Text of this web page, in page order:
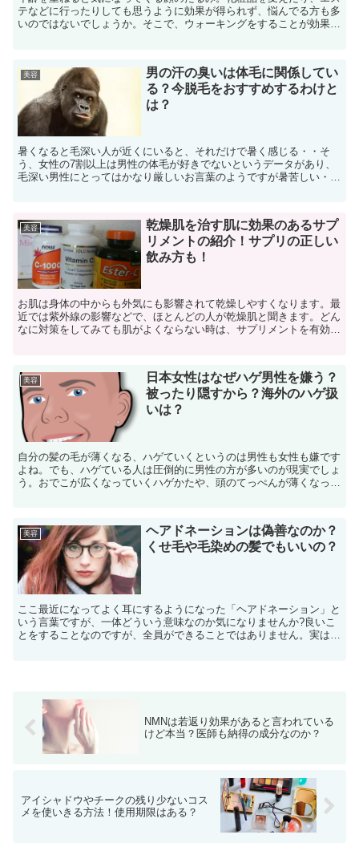
テなどに行ったりしても思うように効果が得られず、悩んでる方も多
いのではないでしょうか。そこで、ウォーキングをすることが効果的
美容
男の汗の臭いは体毛に関係してい
る？今脱毛をおすすめするわけと
は？
暑くなると毛深い人が近くにいると、それだけで暑く感じる・・そ
う、女性の7割以上は男性の体毛が好きでないというデータがあり、
毛深い男性にとってはかなり厳しいお言葉のようですが暑苦しい・・
美容
乾燥肌を治す肌に効果のあるサプ
リメントの紹介！サプリの正しい
飲み方も！
お肌は身体の中からも外気にも影響されて乾燥しやすくなります。最
近では紫外線の影響などで、ほとんどの人が乾燥肌と聞きます。どん
なに対策をしてみても肌がよくならない時は、サプリメントを有効に
美容
日本女性はなぜハゲ男性を嫌う？
被ったり隠すから？海外のハゲ扱
いは？
自分の髪の毛が薄くなる、ハゲていくというのは男性も女性も嫌です
よね。でも、ハゲている人は圧倒的に男性の方が多いのが現実でしょ
う。おでこが広くなっていくハゲかたや、頭のてっぺんが薄くなって
美容
ヘアドネーションは偽善なのか？
くせ毛や毛染めの髪でもいいの？
ここ最近になってよく耳にするようになった「ヘアドネーション」と
いう言葉ですが、一体どういう意味なのか気になりませんか?良いこ
とをすることなのですが、全員ができることではありません。実は、
NMNは若返り効果があると言われている
けど本当？医師も納得の成分なのか？
アイシャドウやチークの残り少ないコス
メを使いきる方法！使用期限はある？